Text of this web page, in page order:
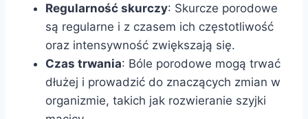
Regularność skurczy: Skurcze porodowe
są regularne i z czasem ich częstotliwość
oraz intensywność zwiększają się.
Czas trwania: Bóle porodowe mogą trwać
dłużej i prowadzić do znaczących zmian w
organizmie, takich jak rozwieranie szyjki